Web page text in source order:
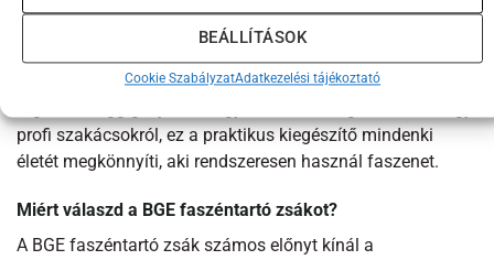
BEÁLLÍTÁSOK
Cookie SzabályzatAdatkezelési tájékoztató
Kiknek javasoljuk?
A BGE faszéntartó zsák ideális választás mindazok
számára, akik szeretik a grillezést és gyakran használják a
profi szakácsokról, ez a praktikus kiegészítő mindenki
életét megkönnyíti, aki rendszeresen használ faszenet.
Miért válaszd a BGE faszéntartó zsákot?
A BGE faszéntartó zsák számos előnyt kínál a